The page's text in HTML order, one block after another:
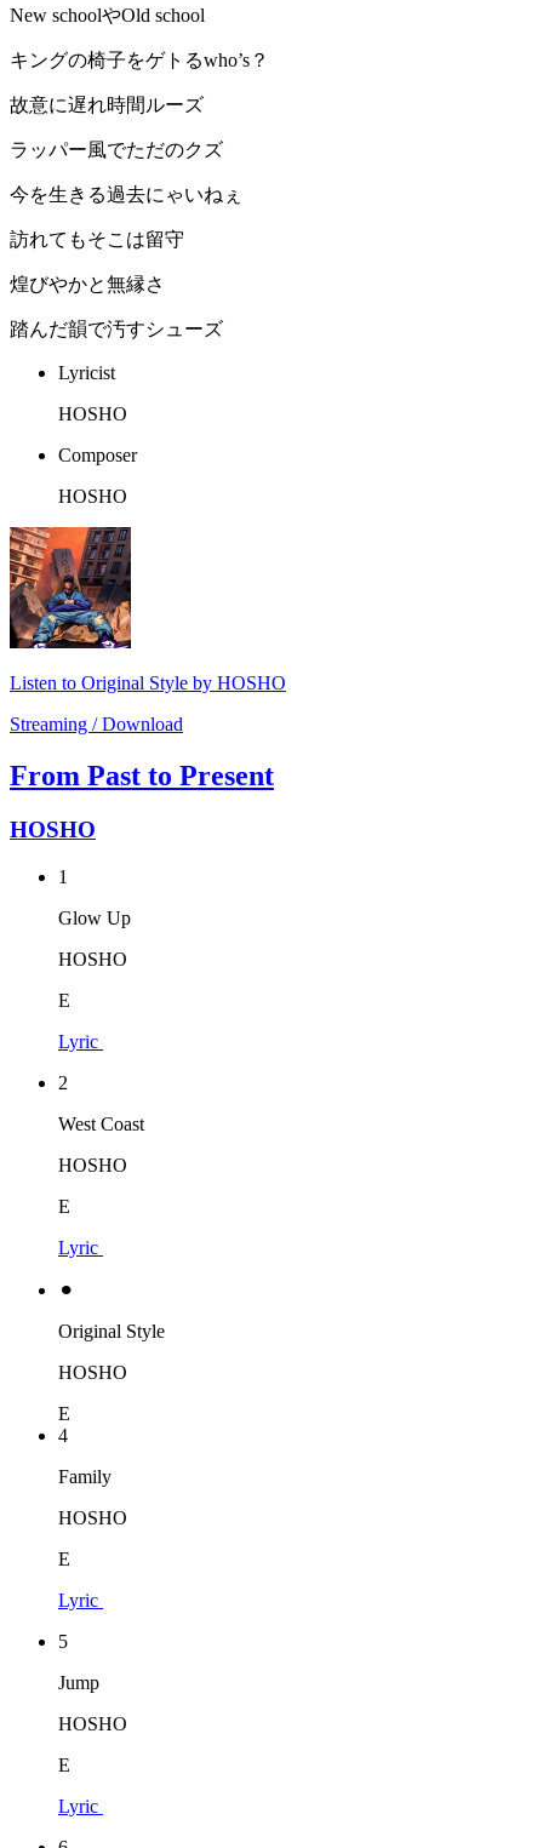
New schoolやOld school
キングの椅子をゲトるwho’s？
故意に遅れ時間ルーズ
ラッパー風でただのクズ
今を生きる過去にゃいねぇ
訪れてもそこは留守
煌びやかと無縁さ
踏んだ韻で汚すシューズ
Lyricist
HOSHO
Composer
HOSHO
Listen to Original Style by HOSHO
Streaming / Download
From Past to Present
HOSHO
1
Glow Up
HOSHO
E
Lyric
2
West Coast
HOSHO
E
Lyric
⚫︎
Original Style
HOSHO
E
4
Family
HOSHO
E
Lyric
5
Jump
HOSHO
E
Lyric